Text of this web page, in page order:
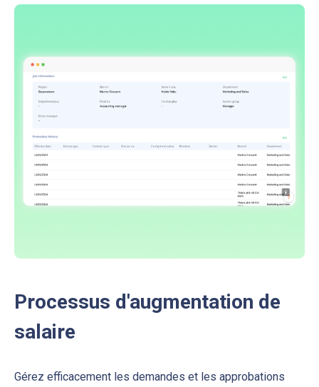
Processus d'augmentation de
salaire
Gérez efficacement les demandes et les approbations